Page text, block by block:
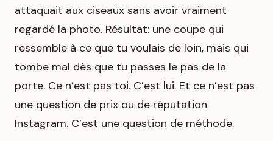
attaquait aux ciseaux sans avoir vraiment
regardé la photo. Résultat: une coupe qui
ressemble à ce que tu voulais de loin, mais qui
tombe mal dès que tu passes le pas de la
porte. Ce n’est pas toi. C’est lui. Et ce n’est pas
une question de prix ou de réputation
Instagram. C’est une question de méthode.